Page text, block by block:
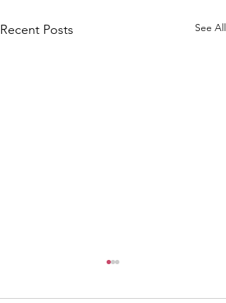
Recent Posts See All